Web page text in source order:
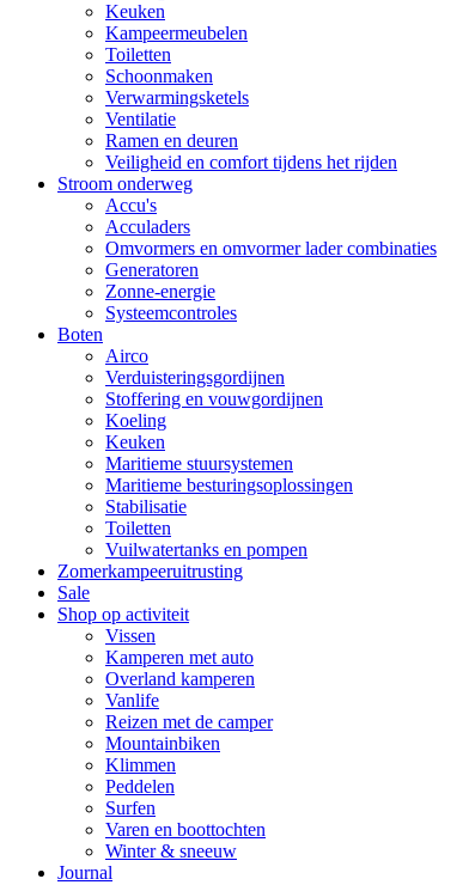
Keuken
Kampeermeubelen
Toiletten
Schoonmaken
Verwarmingsketels
Ventilatie
Ramen en deuren
Veiligheid en comfort tijdens het rijden
Stroom onderweg
Accu's
Acculaders
Omvormers en omvormer lader combinaties
Generatoren
Zonne-energie
Systeemcontroles
Boten
Airco
Verduisteringsgordijnen
Stoffering en vouwgordijnen
Koeling
Keuken
Maritieme stuursystemen
Maritieme besturingsoplossingen
Stabilisatie
Toiletten
Vuilwatertanks en pompen
Zomerkampeeruitrusting
Sale
Shop op activiteit
Vissen
Kamperen met auto
Overland kamperen
Vanlife
Reizen met de camper
Mountainbiken
Klimmen
Peddelen
Surfen
Varen en boottochten
Winter & sneeuw
Journal